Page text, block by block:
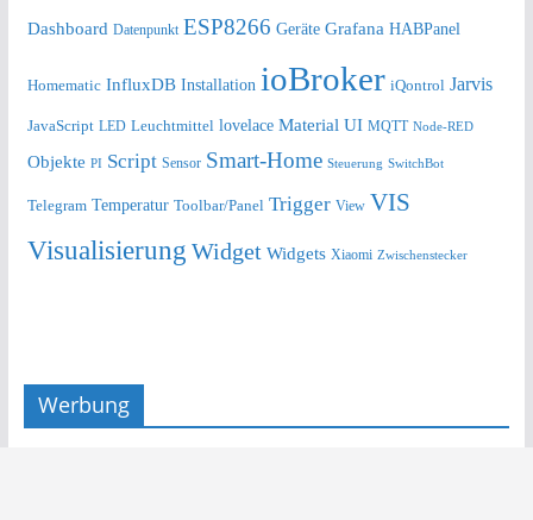
Dashboard Datenpunkt ESP8266 Geräte Grafana HABPanel
Homematic InfluxDB Installation ioBroker iQontrol Jarvis
JavaScript LED Leuchtmittel lovelace Material UI MQTT Node-RED
Objekte PI Script Sensor Smart-Home Steuerung SwitchBot
Telegram Temperatur Toolbar/Panel Trigger View VIS
Visualisierung Widget Widgets Xiaomi Zwischenstecker
Werbung